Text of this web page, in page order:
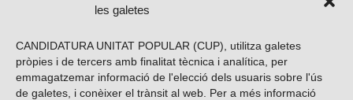
les galetes
CANDIDATURA UNITAT POPULAR (CUP), utilitza galetes
pròpies i de tercers amb finalitat tècnica i analítica, per
emmagatzemar informació de l'elecció dels usuaris sobre l'ús
de galetes, i conèixer el trànsit al web. Per a més informació